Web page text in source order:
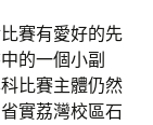
賽有愛好的先
的一個小副
比賽主體仍然
實荔灣校區石